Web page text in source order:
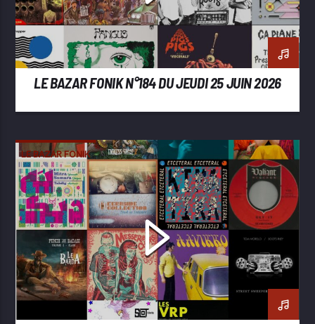
LE BAZAR FONIK N°184 DU JEUDI 25 JUIN 2026
LE BAZAR FONIK